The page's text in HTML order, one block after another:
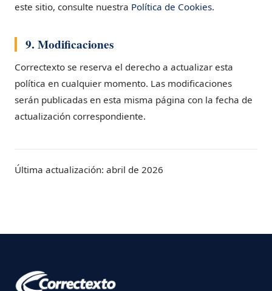
este sitio, consulte nuestra Política de Cookies.
9. Modificaciones
Correctexto se reserva el derecho a actualizar esta
política en cualquier momento. Las modificaciones
serán publicadas en esta misma página con la fecha de
actualización correspondiente.
Última actualización: abril de 2026